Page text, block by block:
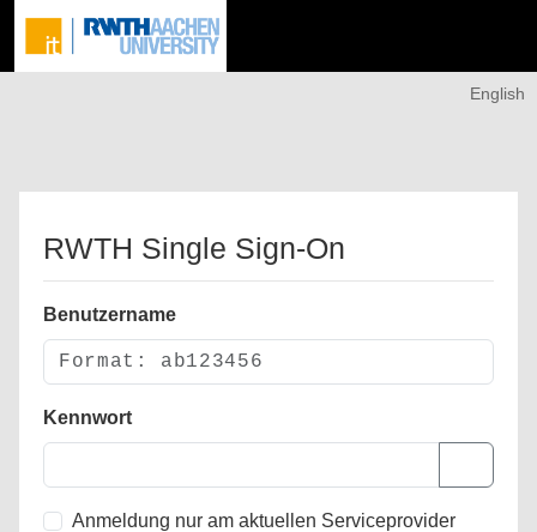
English
RWTH Single Sign-On
Benutzername
Kennwort
Anmeldung nur am aktuellen Serviceprovider